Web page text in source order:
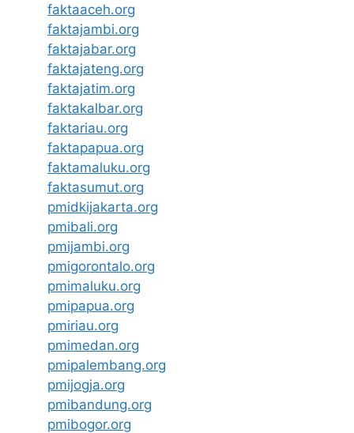
faktaaceh.org
faktajambi.org
faktajabar.org
faktajateng.org
faktajatim.org
faktakalbar.org
faktariau.org
faktapapua.org
faktamaluku.org
faktasumut.org
pmidkijakarta.org
pmibali.org
pmijambi.org
pmigorontalo.org
pmimaluku.org
pmipapua.org
pmiriau.org
pmimedan.org
pmipalembang.org
pmijogja.org
pmibandung.org
pmibogor.org